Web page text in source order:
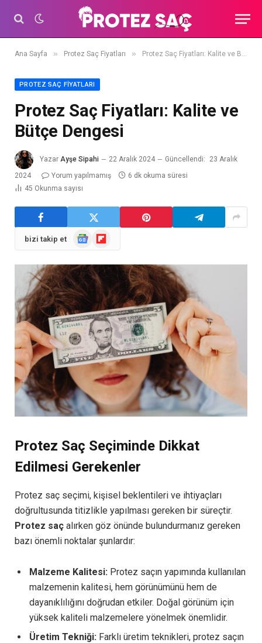
Ana Sayfa » Protez Saç Fiyatları » Protez Saç Fiyatları: Kalite ve Bütçe Dengesi
PROTEZ SAÇ FIYATLARI
Protez Saç Fiyatları: Kalite ve
Bütçe Dengesi
Yazar Ayşe Sipahi 22 Aralık 2024 Güncellendi:
23 Aralık
2024
Yorum yapılmamış
6 dk okuma süresi
45 Okunma sayısı
bizi takip et
Google
Haberler
Flipboard
Protez Saç Seçiminde Dikkat
Edilmesi Gerekenler
Protez saç seçimi, kişisel beklentileri ve ihtiyaçları
doğrultusunda titizlikle yapılması gereken bir süreçtir.
Protez saç alırken göz önünde bulundurmanız gereken
bazı önemli noktalar şunlardır:
Malzeme Kalitesi: Protez saçın yapımında kullanılan
malzemenin kalitesi, hem görünümünü hem de
dayanıklılığını doğrudan etkiler. Doğal görünüm için
yüksek kaliteli malzemelere yönelmek önemlidir.
Üretim Tekniği: Farklı üretim teknikleri, protez saçın